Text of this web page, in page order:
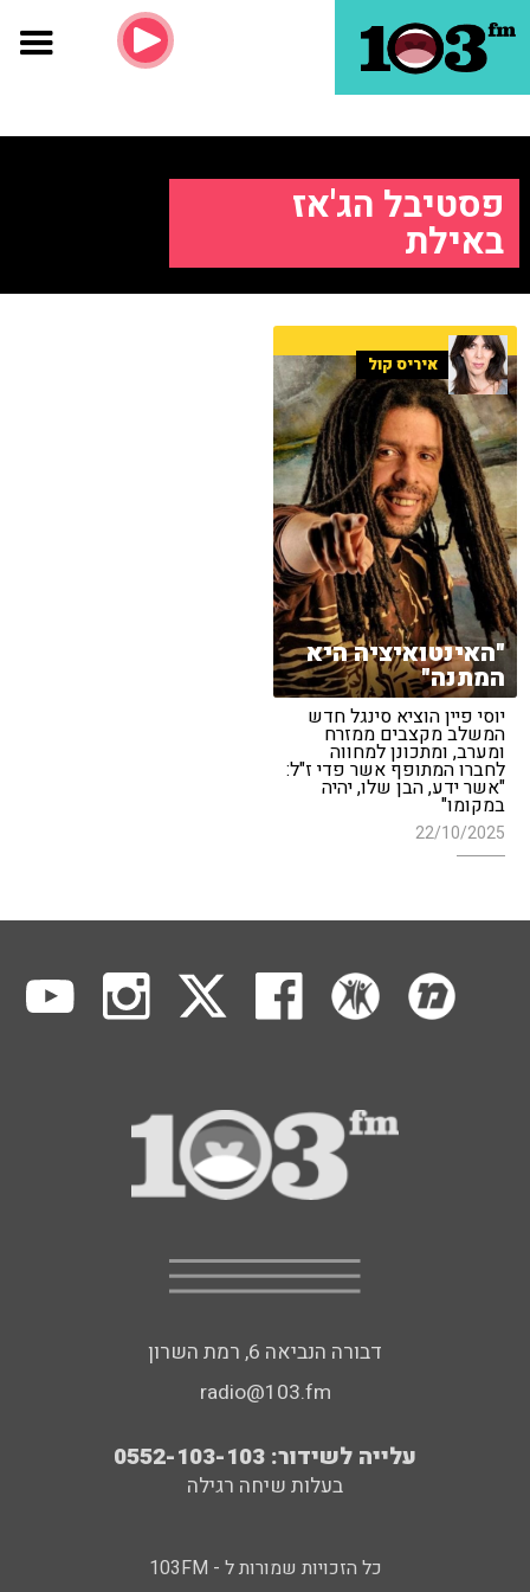
פסטיבל הג'אז
באילת
איריס קול
"האינטואיציה היא
המתנה"
יוסי פיין הוציא סינגל חדש
המשלב מקצבים ממזרח
ומערב, ומתכונן למחווה
לחברו המתופף אשר פדי ז"ל:
"אשר ידע, הבן שלו, יהיה
במקומו"
22/10/2025
דבורה הנביאה 6, רמת השרון
radio@103.fm
עלייה לשידור: 0552-103-103
בעלות שיחה רגילה
כל הזכויות שמורות ל - 103FM